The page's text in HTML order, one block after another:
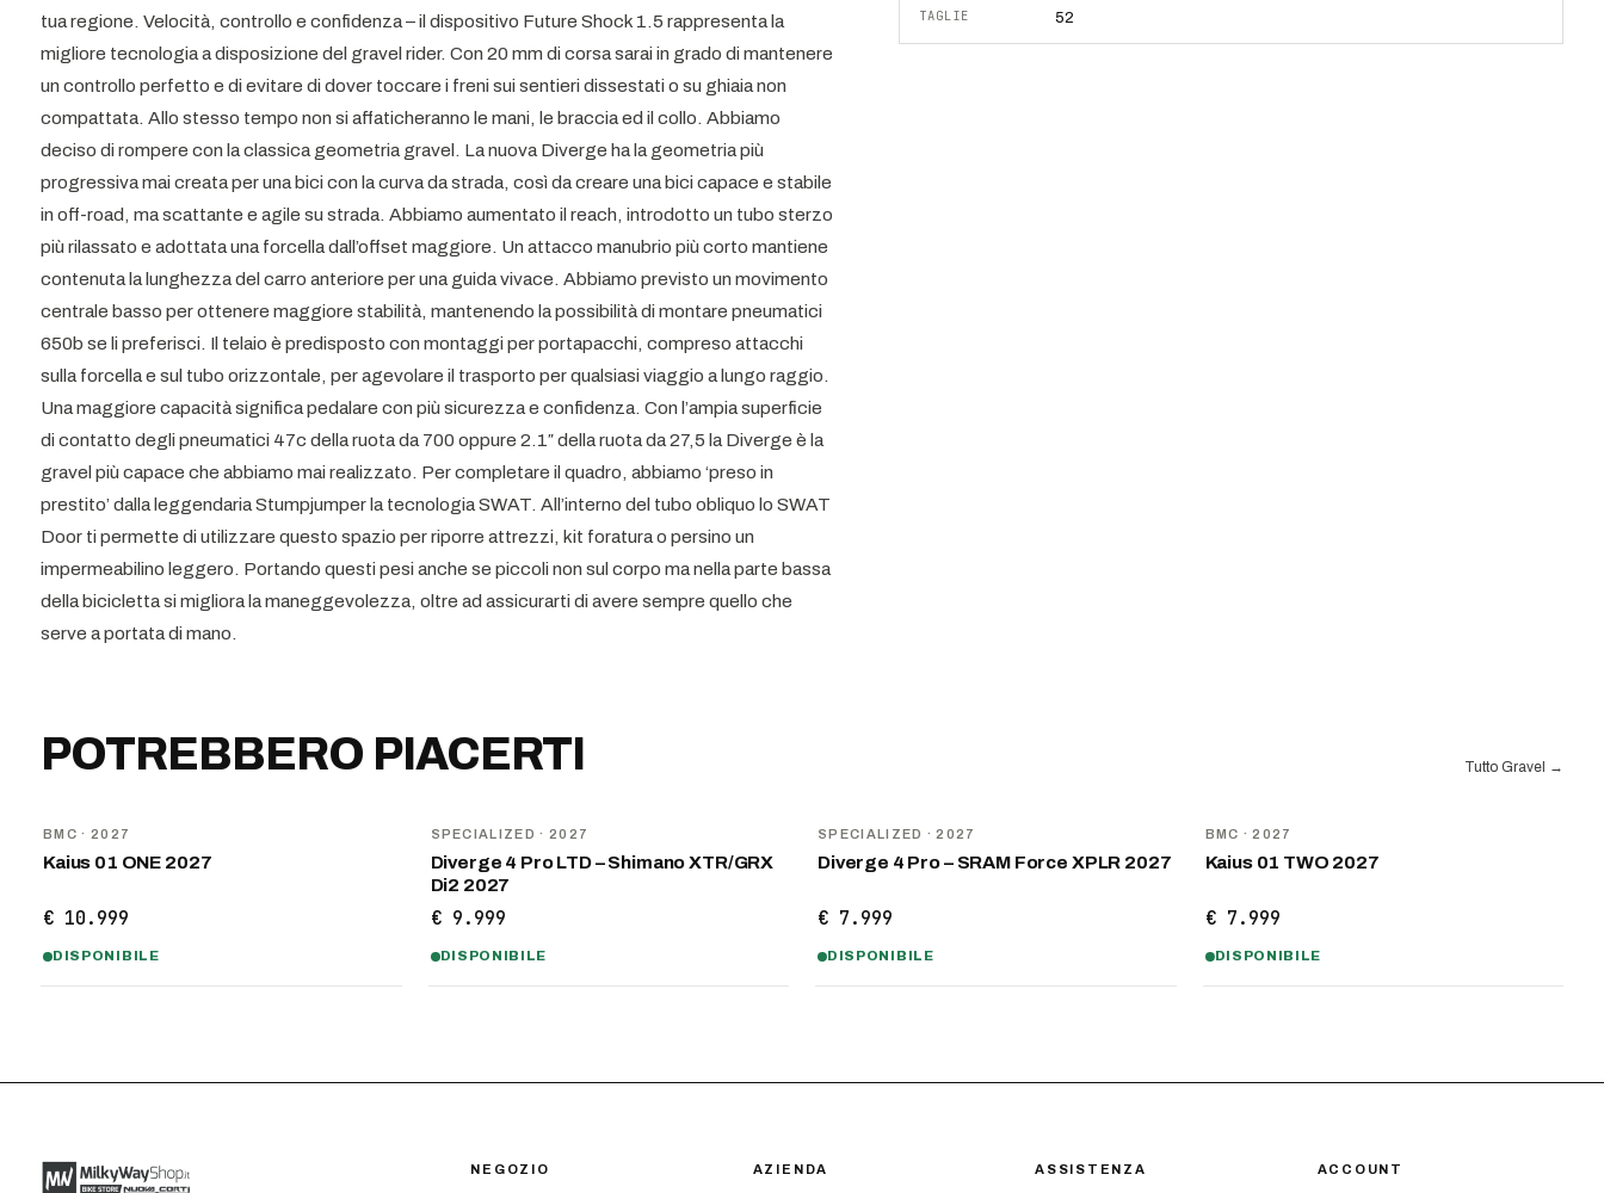
tua regione. Velocità, controllo e confidenza – il dispositivo Future Shock 1.5 rappresenta la
migliore tecnologia a disposizione del gravel rider. Con 20 mm di corsa sarai in grado di mantenere
un controllo perfetto e di evitare di dover toccare i freni sui sentieri dissestati o su ghiaia non
compattata. Allo stesso tempo non si affaticheranno le mani, le braccia ed il collo. Abbiamo
deciso di rompere con la classica geometria gravel. La nuova Diverge ha la geometria più
progressiva mai creata per una bici con la curva da strada, così da creare una bici capace e stabile
in off-road, ma scattante e agile su strada. Abbiamo aumentato il reach, introdotto un tubo sterzo
più rilassato e adottata una forcella dall’offset maggiore. Un attacco manubrio più corto mantiene
contenuta la lunghezza del carro anteriore per una guida vivace. Abbiamo previsto un movimento
centrale basso per ottenere maggiore stabilità, mantenendo la possibilità di montare pneumatici
650b se li preferisci. Il telaio è predisposto con montaggi per portapacchi, compreso attacchi
sulla forcella e sul tubo orizzontale, per agevolare il trasporto per qualsiasi viaggio a lungo raggio.
Una maggiore capacità significa pedalare con più sicurezza e confidenza. Con l’ampia superficie
di contatto degli pneumatici 47c della ruota da 700 oppure 2.1″ della ruota da 27,5 la Diverge è la
gravel più capace che abbiamo mai realizzato. Per completare il quadro, abbiamo ‘preso in
prestito’ dalla leggendaria Stumpjumper la tecnologia SWAT. All’interno del tubo obliquo lo SWAT
Door ti permette di utilizzare questo spazio per riporre attrezzi, kit foratura o persino un
impermeabilino leggero. Portando questi pesi anche se piccoli non sul corpo ma nella parte bassa
della bicicletta si migliora la maneggevolezza, oltre ad assicurarti di avere sempre quello che
serve a portata di mano.
TAGLIE 52
POTREBBERO PIACERTI Tutto Gravel →
BMC · 2027
Kaius 01 ONE 2027
€ 10.999
DISPONIBILE
SPECIALIZED · 2027
Diverge 4 Pro LTD – Shimano XTR/GRX
Di2 2027
€ 9.999
DISPONIBILE
SPECIALIZED · 2027
Diverge 4 Pro – SRAM Force XPLR 2027
€ 7.999
DISPONIBILE
BMC · 2027
Kaius 01 TWO 2027
€ 7.999
DISPONIBILE
NEGOZIO AZIENDA ASSISTENZA ACCOUNT